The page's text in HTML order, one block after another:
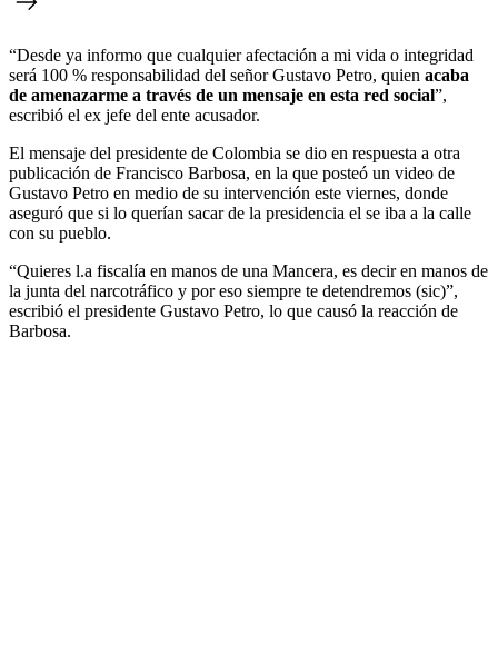
“Desde ya informo que cualquier afectación a mi vida o integridad
será 100 % responsabilidad del señor Gustavo Petro, quien acaba
de amenazarme a través de un mensaje en esta red social”,
escribió el ex jefe del ente acusador.
El mensaje del presidente de Colombia se dio en respuesta a otra
publicación de Francisco Barbosa, en la que posteó un video de
Gustavo Petro en medio de su intervención este viernes, donde
aseguró que si lo querían sacar de la presidencia el se iba a la calle
con su pueblo.
“Quieres l.a fiscalía en manos de una Mancera, es decir en manos de
la junta del narcotráfico y por eso siempre te detendremos (sic)”,
escribió el presidente Gustavo Petro, lo que causó la reacción de
Barbosa.